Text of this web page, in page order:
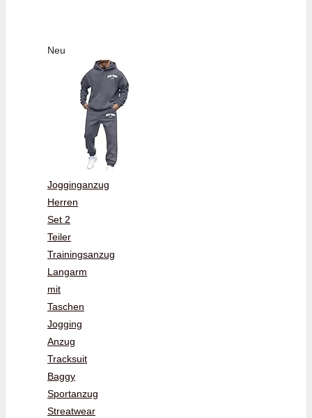
Neu
Jogginganzug
Herren
Set 2
Teiler
Trainingsanzug
Langarm
mit
Taschen
Jogging
Anzug
Tracksuit
Baggy
Sportanzug
Streatwear